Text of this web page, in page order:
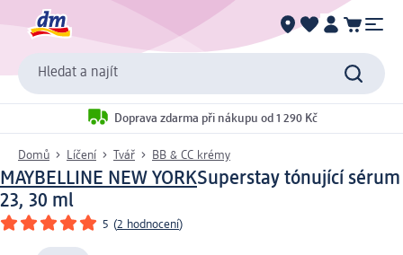
Hledat a najít
Doprava zdarma při nákupu od 1 290 Kč
Domů Líčení Tvář BB & CC krémy
MAYBELLINE NEW YORKSuperstay tónující sérum
23, 30 ml
5 (2 hodnocení)